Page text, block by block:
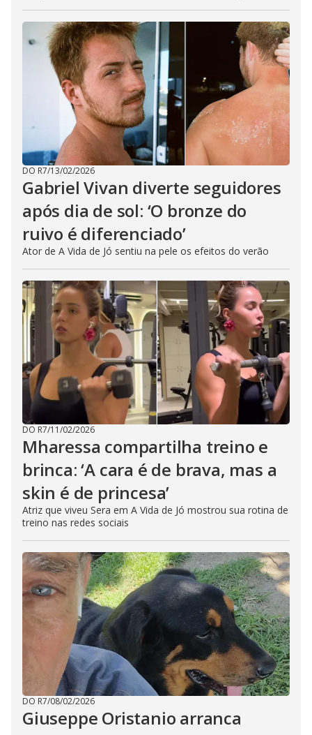
DO R7/13/02/2026
Gabriel Vivan diverte seguidores
após dia de sol: ‘O bronze do
ruivo é diferenciado’
Ator de A Vida de Jó sentiu na pele os efeitos do verão
DO R7/11/02/2026
Mharessa compartilha treino e
brinca: ‘A cara é de brava, mas a
skin é de princesa’
Atriz que viveu Sera em A Vida de Jó mostrou sua rotina de
treino nas redes sociais
DO R7/08/02/2026
Giuseppe Oristanio arranca